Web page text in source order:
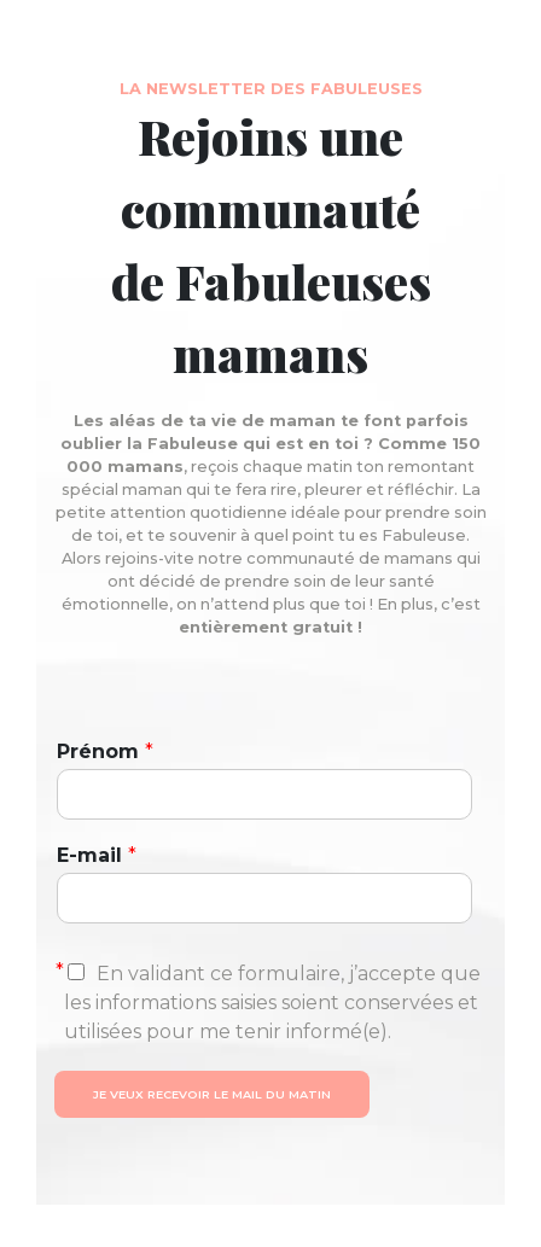
LA NEWSLETTER DES FABULEUSES
Rejoins une
communauté
de Fabuleuses
mamans
Les aléas de ta vie de maman te font parfois
oublier la Fabuleuse qui est en toi ? Comme 150
000 mamans, reçois chaque matin ton remontant
spécial maman qui te fera rire, pleurer et réfléchir. La
petite attention quotidienne idéale pour prendre soin
de toi, et te souvenir à quel point tu es Fabuleuse.
Alors rejoins-vite notre communauté de mamans qui
ont décidé de prendre soin de leur santé
émotionnelle, on n’attend plus que toi ! En plus, c’est
entièrement gratuit !
Prénom *
E-mail *
*
En validant ce formulaire, j’accepte que
les informations saisies soient conservées et
utilisées pour me tenir informé(e).
JE VEUX RECEVOIR LE MAIL DU MATIN